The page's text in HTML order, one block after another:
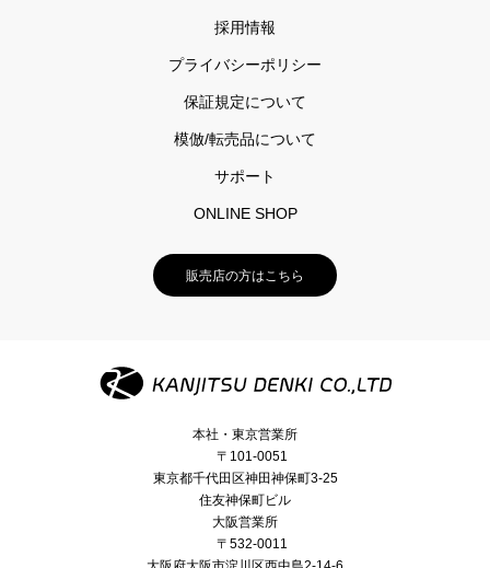
採用情報
プライバシーポリシー
保証規定について
模倣/転売品について
サポート
ONLINE SHOP
販売店の方はこちら
本社・東京営業所
〒101-0051
東京都千代田区神田神保町3-25
住友神保町ビル
大阪営業所
〒532-0011